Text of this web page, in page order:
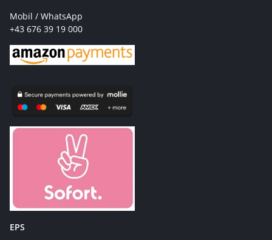
Mobil / WhatsApp
+43 676 39 19 000
EPS